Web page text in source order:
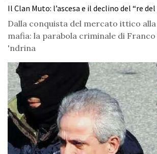
Il Clan Muto: l’ascesa e il declino del “re
Dalla conquista del mercato ittico
mafia: la parabola criminale di
'ndrina